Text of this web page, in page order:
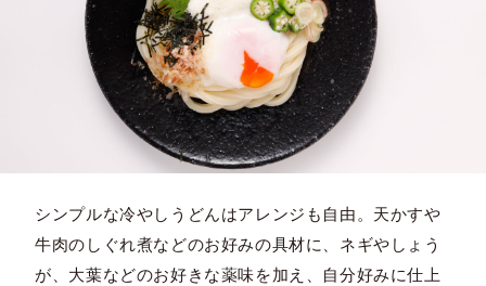
シンプルな冷やしうどんはアレンジも自由。天かすや
牛肉のしぐれ煮などのお好みの具材に、ネギやしょう
が、大葉などのお好きな薬味を加え、自分好みに仕上